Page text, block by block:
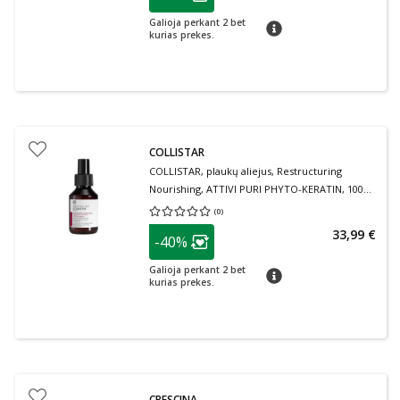
Galioja perkant 2 bet
kurias prekes.
patarimas
COLLISTAR
COLLISTAR, plaukų aliejus, Restructuring
Nourishing, ATTIVI PURI PHYTO-KERATIN, 100
ml
(0)
Vidutinis įvertinimas 0.00
patarimas
Lojalumo klubo narių nuolaida
-40%
Galioja perkant 2 bet
kurias prekes.
patarimas
33,99 €